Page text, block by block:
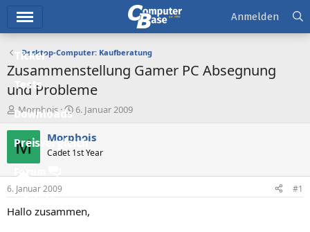
Ticker
Tests
Downloads
Preisvergleich
Forum
Aktuelles
Anmelden
Desktop-Computer: Kaufberatung
Zusammenstellung Gamer PC Absegnung
und Probleme
E
r
s
t
e
r
Morphois
E
s
e
t
a
6. Januar 2009
M Morphois
Cadet 1st Year
6. Januar 2009 #1
Hallo zusammen,